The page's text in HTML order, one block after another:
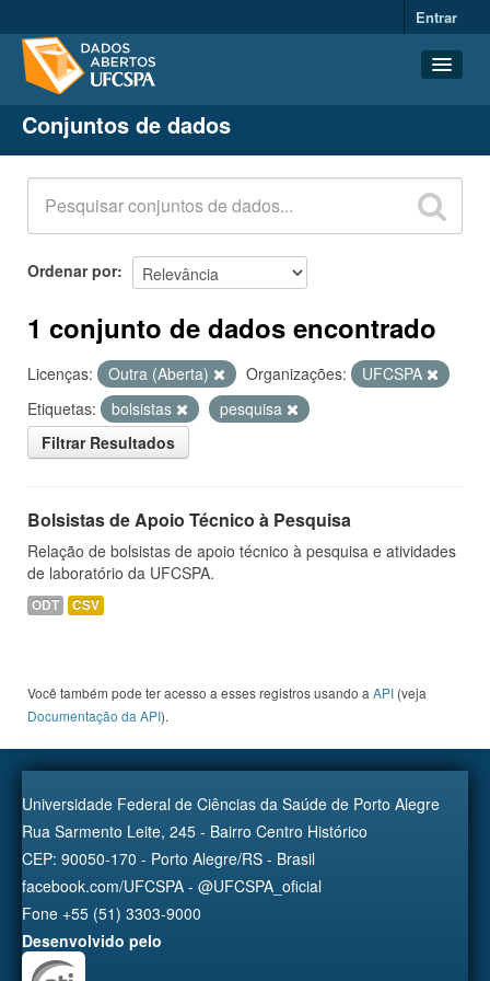
Entrar
Conjuntos de dados
Organizações
Grupos
Sobre
Conjuntos de dados
Ordenar por
1 conjunto de dados encontrado
Licenças: Outra (Aberta) Organizações:
UFCSPA
Etiquetas:
bolsistas
pesquisa
Filtrar Resultados
Bolsistas de Apoio Técnico à Pesquisa
Relação de bolsistas de apoio técnico à pesquisa e atividades
de laboratório da UFCSPA.
ODT CSV
Você também pode ter acesso a esses registros usando a API (veja
Documentação da API).
Universidade Federal de Ciências da Saúde de Porto Alegre
Rua Sarmento Leite, 245 - Bairro Centro Histórico
CEP: 90050-170 - Porto Alegre/RS - Brasil
facebook.com/UFCSPA - @UFCSPA_oficial
Fone +55 (51) 3303-9000
Desenvolvido pelo